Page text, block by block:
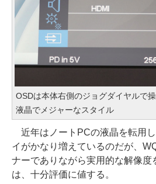
OSDは本体右側のジョグダイヤルで
液晶でメジャーなスタイル
近年はノートPCの液晶を転用
イがかなり増えているのだが、
ナーでありながら実用的な解像度
は、十分評価に値する。